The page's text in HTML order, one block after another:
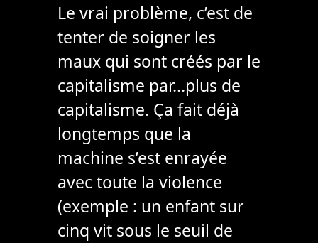
Le vrai problème, c’est de
tenter de soigner les
maux qui sont créés par le
capitalisme par…plus de
capitalisme. Ça fait déjà
longtemps que la
machine s’est enrayée
avec toute la violence
(exemple : un enfant sur
cinq vit sous le seuil de